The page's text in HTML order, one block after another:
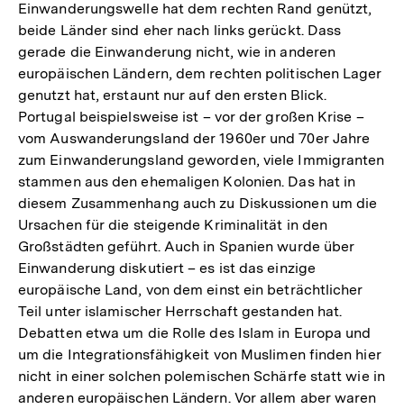
Einwanderungswelle hat dem rechten Rand genützt,
beide Länder sind eher nach links gerückt. Dass
gerade die Einwanderung nicht, wie in anderen
europäischen Ländern, dem rechten politischen Lager
genutzt hat, erstaunt nur auf den ersten Blick.
Portugal beispielsweise ist – vor der großen Krise –
vom Auswanderungsland der 1960er und 70er Jahre
zum Einwanderungsland geworden, viele Immigranten
stammen aus den ehemaligen Kolonien. Das hat in
diesem Zusammenhang auch zu Diskussionen um die
Ursachen für die steigende Kriminalität in den
Großstädten geführt. Auch in Spanien wurde über
Einwanderung diskutiert – es ist das einzige
europäische Land, von dem einst ein beträchtlicher
Teil unter islamischer Herrschaft gestanden hat.
Debatten etwa um die Rolle des Islam in Europa und
um die Integrationsfähigkeit von Muslimen finden hier
nicht in einer solchen polemischen Schärfe statt wie in
anderen europäischen Ländern. Vor allem aber waren